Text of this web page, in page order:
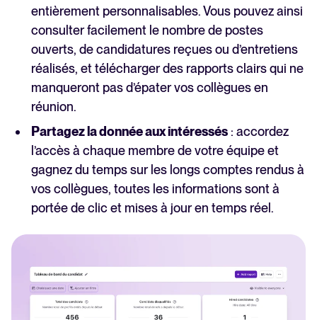
entièrement personnalisables. Vous pouvez ainsi
consulter facilement le nombre de postes
ouverts, de candidatures reçues ou d’entretiens
réalisés, et télécharger des rapports clairs qui ne
manqueront pas d’épater vos collègues en
réunion.
Partagez la donnée aux intéressés: accordez
l’accès à chaque membre de votre équipe et
gagnez du temps sur les longs comptes rendus à
vos collègues, toutes les informations sont à
portée de clic et mises à jour en temps réel.